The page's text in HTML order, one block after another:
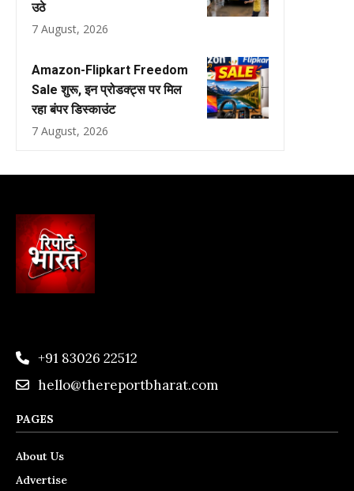
उठे
7 August, 2026
Amazon-Flipkart Freedom
Sale शुरू, इन प्रोडक्ट्स पर मिल
रहा बंपर डिस्काउंट
7 August, 2026
+91 83026 22512
hello@thereportbharat.com
PAGES
About Us
Advertise